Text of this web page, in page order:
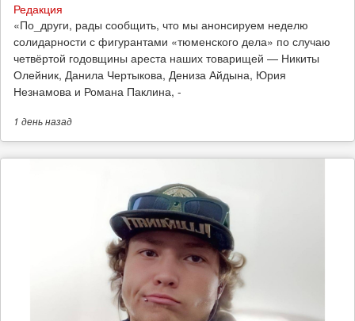
Редакция
​«По_други, рады сообщить, что мы анонсируем неделю
солидарности с фигурантами «тюменского дела» по случаю
четвёртой годовщины ареста наших товарищей — Никиты
Олейник, Данила Чертыкова, Дениза Айдына, Юрия
Незнамова и Романа Паклина, -
1 деньназад